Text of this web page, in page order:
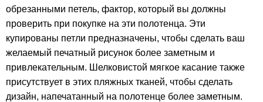
обрезанными петель, фактор, который вы должны
проверить при покупке на эти полотенца. Эти
купированы петли предназначены, чтобы сделать ваш
желаемый печатный рисунок более заметным и
привлекательным. Шелковистой мягкое касание также
присутствует в этих пляжных тканей, чтобы сделать
дизайн, напечатанный на полотенце более заметным.